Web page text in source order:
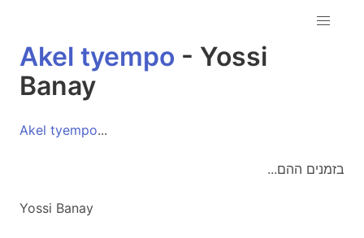
Akel tyempo - Yossi
Banay
Akel tyempo...
...בזמנים ההם
Yossi Banay